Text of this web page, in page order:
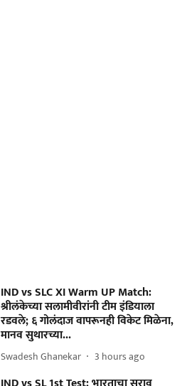
IND vs SLC XI Warm UP Match:
श्रीलंकेच्या सलामीवीरांनी टीम इंडियाला
रडवले; ६ गोलंदाज वापरूनही विकेट मिळेना,
मानव सुथारच्या...
Swadesh Ghanekar 3 hours ago